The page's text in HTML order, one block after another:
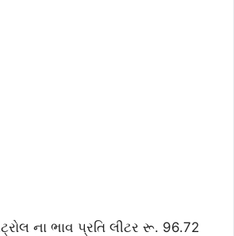
ના ભાવ પ્રતિ લીટર રૂ. 96.72